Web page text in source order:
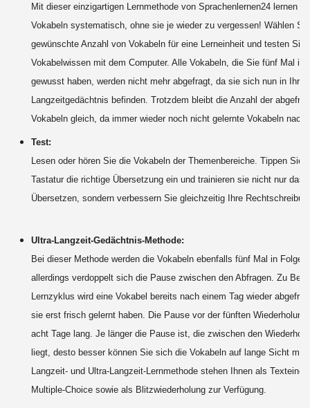
Mit dieser einzigartigen Lernmethode von Sprachenlernen24 lernen
Vokabeln systematisch, ohne sie je wieder zu vergessen! Wählen
gewünschte Anzahl von Vokabeln für eine Lerneinheit und testen Sie
Vokabelwissen mit dem Computer. Alle Vokabeln, die Sie fünf Mal in
gewusst haben, werden nicht mehr abgefragt, da sie sich nun in
Langzeitgedächtnis befinden. Trotzdem bleibt die Anzahl der
Vokabeln gleich, da immer wieder noch nicht gelernte Vokabeln
Test:
Lesen oder hören Sie die Vokabeln der Themenbereiche. Tippen Sie
Tastatur die richtige Übersetzung ein und trainieren sie nicht nur das
Übersetzen, sondern verbessern Sie gleichzeitig Ihre
Ultra-Langzeit-Gedächtnis-Methode:
Bei dieser Methode werden die Vokabeln ebenfalls fünf Mal in Folge
allerdings verdoppelt sich die Pause zwischen den Abfragen. Zu
Lernzyklus wird eine Vokabel bereits nach einem Tag wieder
sie erst frisch gelernt haben. Die Pause vor der fünften
acht Tage lang. Je länger die Pause ist, die zwischen den
liegt, desto besser können Sie sich die Vokabeln auf lange Sicht
Langzeit- und Ultra-Langzeit-Lernmethode stehen Ihnen als
Multiple-Choice sowie als Blitzwiederholung zur Verfügung.